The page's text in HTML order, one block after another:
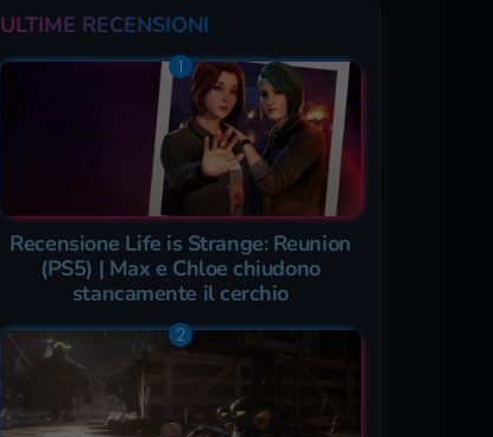
ULTIME RECENSIONI
Recensione Life is Strange: Reunion
(PS5) | Max e Chloe chiudono
stancamente il cerchio